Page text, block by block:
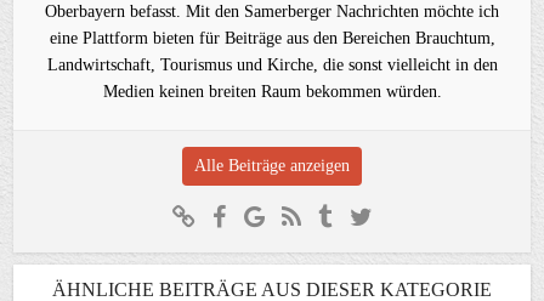
Oberbayern befasst. Mit den Samerberger Nachrichten möchte ich
eine Plattform bieten für Beiträge aus den Bereichen Brauchtum,
Landwirtschaft, Tourismus und Kirche, die sonst vielleicht in den
Medien keinen breiten Raum bekommen würden.
Alle Beiträge anzeigen
ÄHNLICHE BEITRÄGE AUS DIESER KATEGORIE